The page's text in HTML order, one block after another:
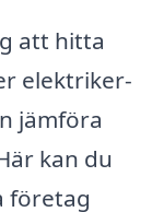
att hitta
elektriker-
jämföra
kan du
företag